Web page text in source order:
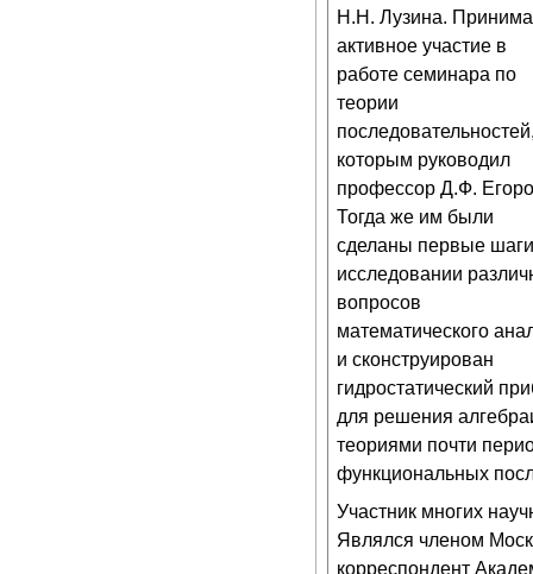
Н.Н. Лузина.
активное участие в
работе семинара по
теории
которым руководил
профессор Д.Ф.
Тогда же им были
сделаны первые
исследовании
вопросов
математического
и сконструирован
гидростатический
для решения
теориями почти
функциональных
Участник многих
Являлся членом
корреспондент